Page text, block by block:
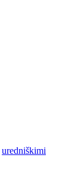
uredniškimi